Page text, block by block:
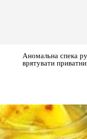
Аномальна спека
врятувати